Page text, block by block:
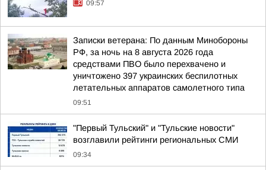
09:57
Записки ветерана: По данным Минобороны
РФ, за ночь на 8 августа 2026 года
средствами ПВО было перехвачено и
уничтожено 397 украинских беспилотных
летательных аппаратов самолетного типа
09:51
"Первый Тульский" и "Тульские новости"
возглавили рейтинги региональных СМИ
09:34